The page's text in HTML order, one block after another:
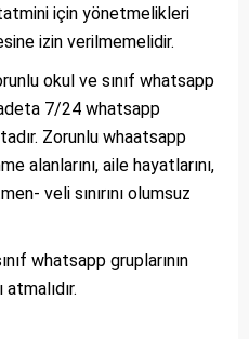
için yönetmelikleri
izin verilmemelidir.
okul ve sınıf whatsapp
7/24 whatsapp
Zorunlu whaatsapp
alanlarını, aile hayatlarını,
veli sınırını olumsuz
whatsapp gruplarının